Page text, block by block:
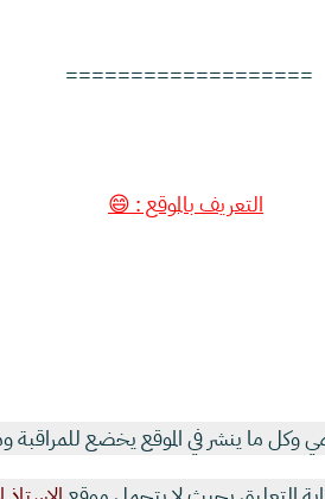
===================
التعريف بالموقع : 😄
ما ينشر في الموقع يخضع للمراقبة